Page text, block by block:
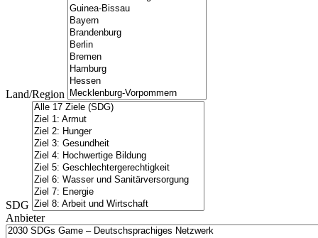
Land/Region
SDG
Anbieter